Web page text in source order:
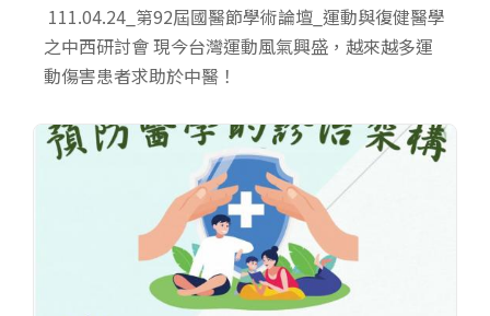
111.04.24_第92屆國醫節學術論壇_運動與復健醫學
之中西研討會 現今台灣運動風氣興盛，越來越多運
動傷害患者求助於中醫！